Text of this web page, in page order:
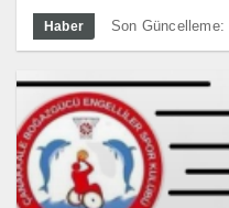
Haber Son Güncelleme: